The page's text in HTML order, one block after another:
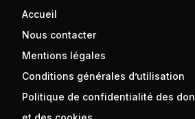
Accueil
Nous contacter
Mentions légales
Conditions générales d’utilisation
Politique de confidentialité des